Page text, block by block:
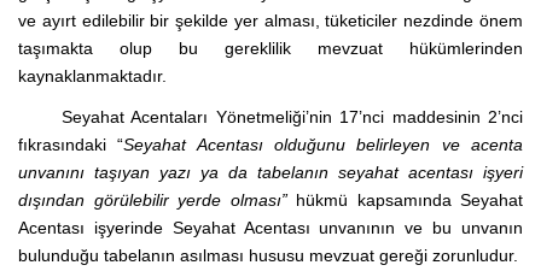
ve ayırt edilebilir bir şekilde yer alması, tüketiciler nezdinde önem
taşımakta olup bu gereklilik mevzuat hükümlerinden
kaynaklanmaktadır.
Seyahat Acentaları Yönetmeliği’nin 17’nci maddesinin 2’nci
fıkrasındaki “Seyahat Acentası olduğunu belirleyen ve acenta
unvanını taşıyan yazı ya da tabelanın seyahat acentası işyeri
dışından görülebilir yerde olması” hükmü kapsamında Seyahat
Acentası işyerinde Seyahat Acentası unvanının ve bu unvanın
bulunduğu tabelanın asılması hususu mevzuat gereği zorunludur.